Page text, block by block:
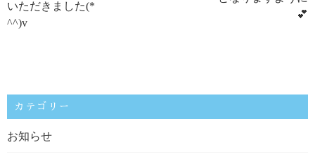
いただきました(*
^^)v
💕
カテゴリー
お知らせ